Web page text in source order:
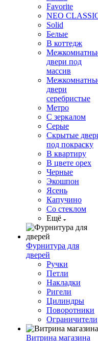
Favorite
NEO
Solid
Белые
В коттедж
двери под
массив
двери
серебристые
Метро
С зеркалом
Серые
Скрытые
под покраску
В квартиру
В цвете орех
Черные
Экошпон
Ясень
Капучино
Со стеклом
Ещё
Фурнитура для
дверей
Ручки
Петли
Накладки
Ригели
Цилиндры
Поворотники
Ограничители
Витрина магазина